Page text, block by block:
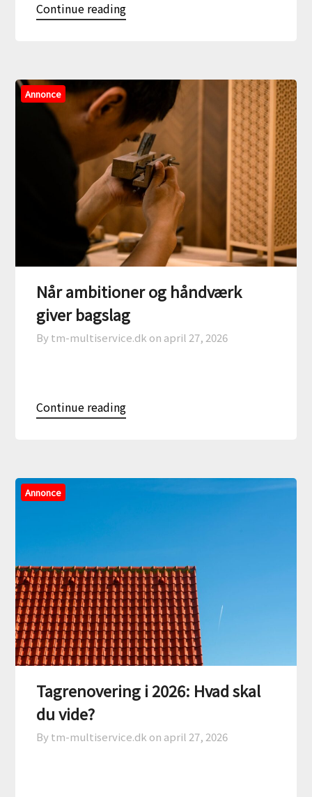
Continue reading
Annonce
Når ambitioner og håndværk
giver bagslag
By tm-multiservice.dk on april 27, 2026
Continue reading
Annonce
Tagrenovering i 2026: Hvad skal
du vide?
By tm-multiservice.dk on april 27, 2026